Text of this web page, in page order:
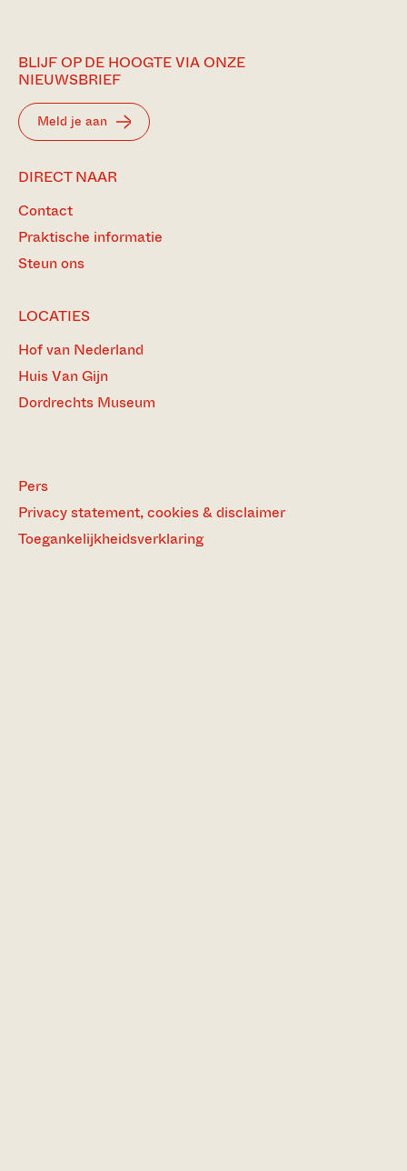
BLIJF OP DE HOOGTE VIA ONZE
NIEUWSBRIEF
Meld je aan
DIRECT NAAR
Contact
Praktische informatie
Steun ons
LOCATIES
Hof van Nederland
Huis Van Gijn
Dordrechts Museum
Pers
Privacy statement, cookies & disclaimer
Toegankelijkheidsverklaring